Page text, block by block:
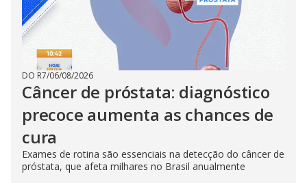
DO R7/06/08/2026
Câncer de próstata: diagnóstico
precoce aumenta as chances de
cura
Exames de rotina são essenciais na detecção do câncer de
próstata, que afeta milhares no Brasil anualmente